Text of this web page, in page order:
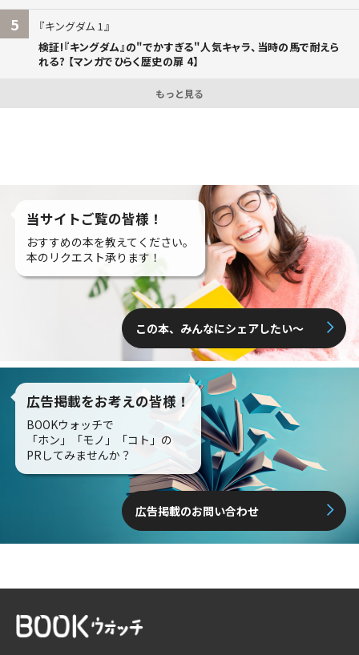
5
キングダム 1
検証!『キングダム』の"でかすぎる"人気キャラ、当時の馬で耐えら
れる? 【マンガでひらく歴史の扉 4】
もっと見る
当サイトご覧の皆様！
おすすめの本を教えてください。
本のリクエスト承ります！
この本、みんなにシェアしたい〜
広告掲載をお考えの皆様！
BOOKウォッチで
「ホン」「モノ」「コト」の
PRしてみませんか？
広告掲載のお問い合わせ